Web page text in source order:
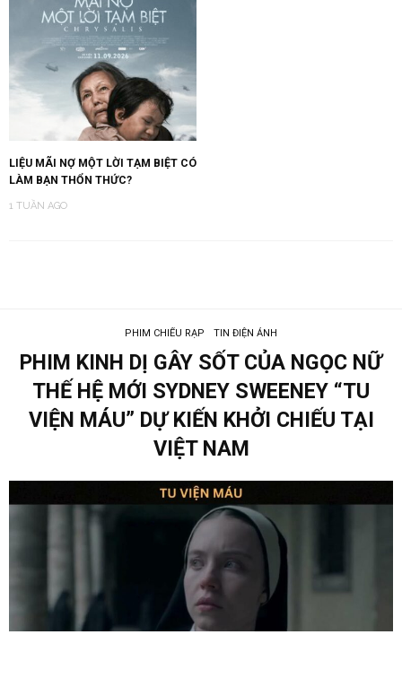
LIỆU MÃI NỢ MỘT LỜI TẠM BIỆT CÓ
LÀM BẠN THỔN THỨC?
1 TUẦN AGO
PHIM CHIẾU RẠP TIN ĐIỆN ẢNH
PHIM KINH DỊ GÂY SỐT CỦA NGỌC NỮ
THẾ HỆ MỚI SYDNEY SWEENEY “TU
VIỆN MÁU” DỰ KIẾN KHỞI CHIẾU TẠI
VIỆT NAM